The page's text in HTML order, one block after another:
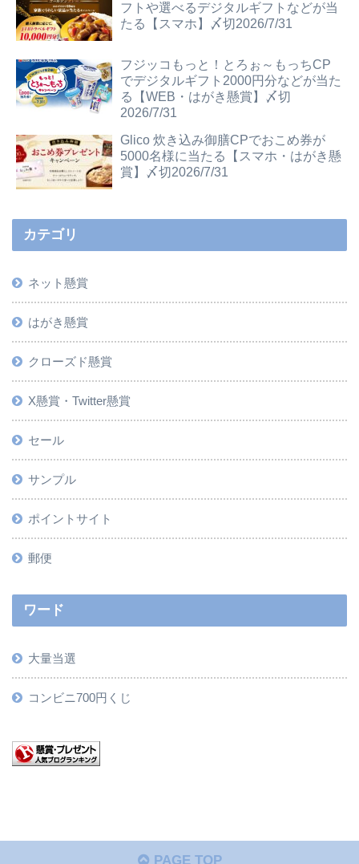
フトや選べるデジタルギフトなどが当
たる【スマホ】〆切2026/7/31
フジッコもっと！とろぉ～もっちCP
でデジタルギフト2000円分などが当た
る【WEB・はがき懸賞】〆切
2026/7/31
Glico 炊き込み御膳CPでおこめ券が
5000名様に当たる【スマホ・はがき懸
賞】〆切2026/7/31
カテゴリ
ネット懸賞
はがき懸賞
クローズド懸賞
X懸賞・Twitter懸賞
セール
サンプル
ポイントサイト
郵便
ワード
大量当選
コンビニ700円くじ
PAGE TOP